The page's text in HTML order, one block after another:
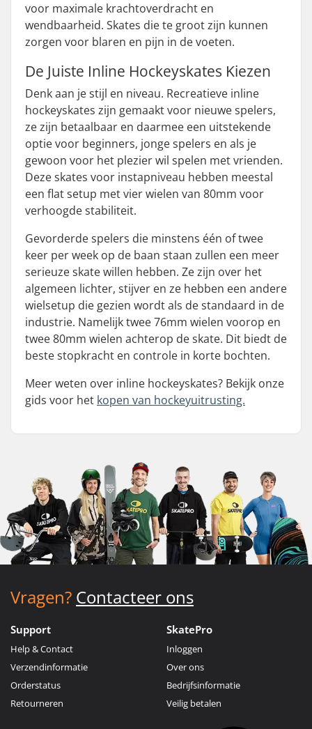
voor maximale krachtoverdracht en
wendbaarheid. Skates die te groot zijn kunnen
zorgen voor blaren en pijn in de voeten.
De Juiste Inline Hockeyskates Kiezen
Denk aan je stijl en niveau. Recreatieve inline
hockeyskates zijn gemaakt voor nieuwe spelers,
ze zijn betaalbaar en daarmee een uitstekende
optie voor beginners, jonge spelers en als je
gewoon voor het plezier wil spelen met vrienden.
Deze skates voor instapniveau hebben meestal
een flat setup met vier wielen van 80mm voor
verhoogde stabiliteit.
Gevorderde spelers die minstens één of twee
keer per week op de baan staan zullen een meer
serieuze skate willen hebben. Ze zijn over het
algemeen lichter, stijver en ze hebben een andere
wielsetup die gezien wordt als de standaard in de
industrie. Namelijk twee 76mm wielen voorop en
twee 80mm wielen achterop de skate. Dit biedt de
beste stopkracht en controle in korte bochten.
Meer weten over inline hockeyskates? Bekijk onze
gids voor het kopen van hockeyuitrusting.
Vragen? Contacteer ons
Support
Help & Contact
Verzendinformatie
Orderstatus
Retourneren
SkatePro
Inloggen
Over ons
Bedrijfsinformatie
Veilig betalen